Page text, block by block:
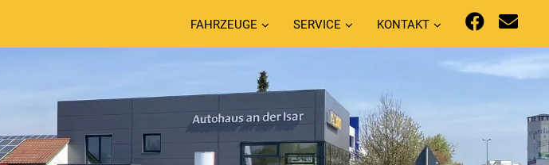
FAHRZEUGE SERVICE KONTAKT